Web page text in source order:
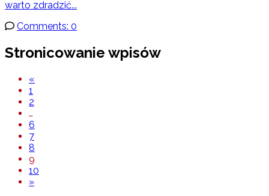
warto zdradzić...
Comments: 0
Stronicowanie wpisów
«
1
2
…
6
7
8
9
10
»